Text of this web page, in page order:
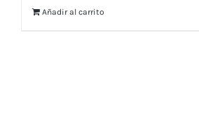
Añadir al carrito